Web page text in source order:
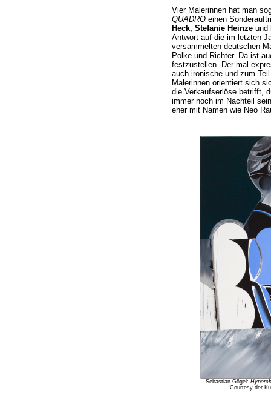
Vier Malerinnen hat man
QUADROeinen
Heck, Stefanie Heinzeund
Antwort auf die im letzten
versammelten deutschen
Polke und Richter. Da ist
festzustellen. Der mal
auch ironische und zum
Malerinnen orientiert sich
die Verkaufserlöse betrifft,
immer noch im Nachteil
eher mit Namen wie Neo
Sebastian Gögel:
Courtesy der